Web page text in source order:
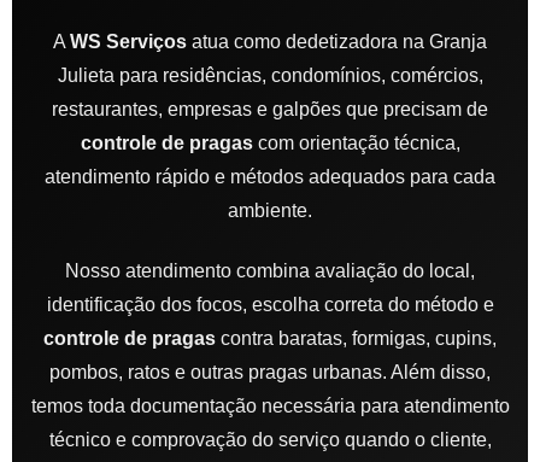
AWS Serviços atua como dedetizadora na Granja
Julieta para residências, condomínios, comércios,
restaurantes, empresas e galpões que precisam de
controle de pragascom orientação técnica,
atendimento rápido e métodos adequados para cada
ambiente.
Nosso atendimento combina avaliação do local,
identificação dos focos, escolha correta do método e
controle de pragas contra baratas, formigas, cupins,
pombos, ratos e outras pragas urbanas. Além disso,
temos toda documentação necessária para atendimento
técnico e comprovação do serviço quando o cliente,